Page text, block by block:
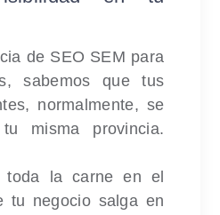
de SEO SEM para
sabemos que tus
normalmente, se
misma provincia.
toda la carne en el
tu negocio salga en